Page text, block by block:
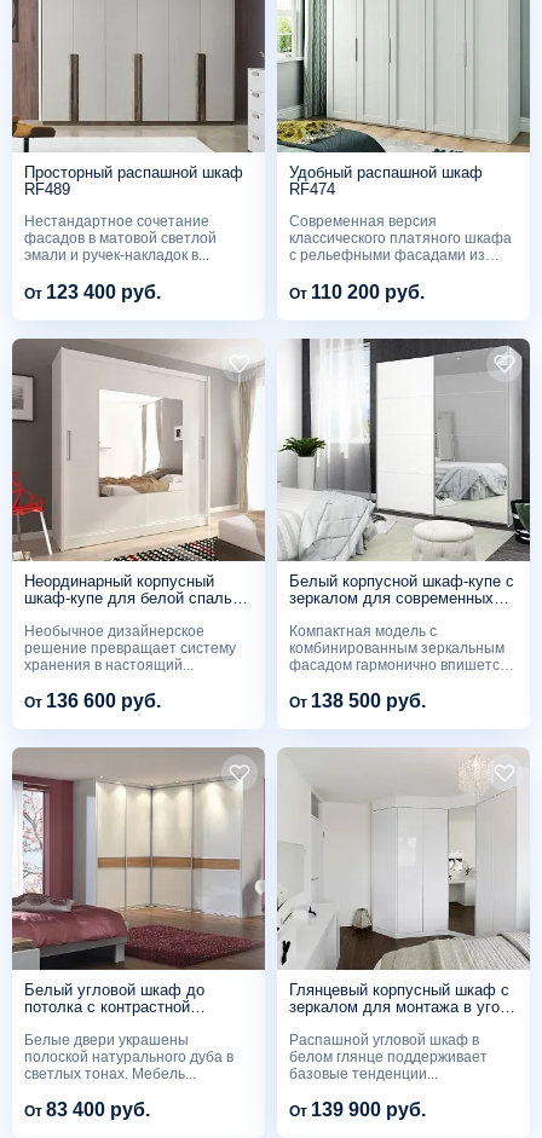
Просторный распашной шкаф
RF489
Нестандартное сочетание
фасадов в матовой светлой
эмали и ручек-накладок в...
От 123 400 руб.
Удобный распашной шкаф
RF474
Современная версия
классического платяного шкафа
с рельефными фасадами из
От 110 200 руб.
Неординарный корпусный
шкаф-купе для белой спальни
Необычное дизайнерское
решение превращает систему
хранения в настоящий...
От 136 600 руб.
Белый корпусной шкаф-купе с
зеркалом для современных
Компактная модель с
комбинированным зеркальным
фасадом гармонично впишется
От 138 500 руб.
Белый угловой шкаф до
потолка с контрастной
Белые двери украшены
полоской натурального дуба в
светлых тонах. Мебель...
От 83 400 руб.
Глянцевый корпусный шкаф с
зеркалом для монтажа в угол
Распашной угловой шкаф в
белом глянце поддерживает
базовые тенденции...
От 139 900 руб.